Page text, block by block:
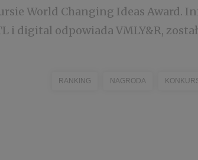
World Changing Ideas Award.
i digital odpowiada VMLY&R,
RANKING NAGRODA